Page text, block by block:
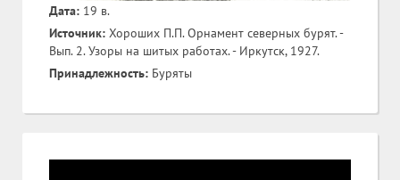
Дата: 19 в.
Источник: Хороших П.П. Орнамент северных бурят. -
Вып. 2. Узоры на шитых работах. - Иркутск, 1927.
Принадлежность: Буряты